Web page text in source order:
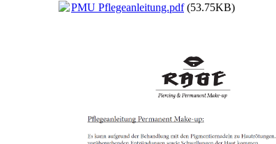
PMU Pflegeanleitung.pdf(53.75KB)